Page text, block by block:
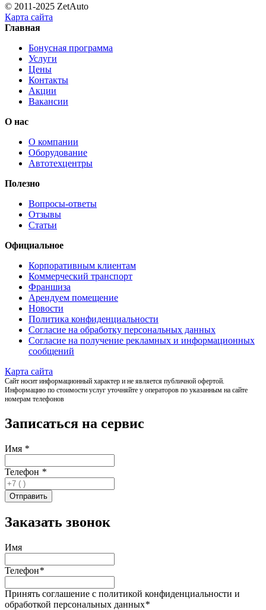
© 2011-2025 ZetAuto
Карта сайта
Главная
Бонусная программа
Услуги
Цены
Контакты
Акции
Вакансии
О нас
О компании
Оборудование
Автотехцентры
Полезно
Вопросы-ответы
Отзывы
Статьи
Официальное
Корпоративным клиентам
Коммерческий транспорт
Франшиза
Арендуем помещение
Новости
Политика конфиденциальности
Согласие на обработку персональных данных
Согласие на получение рекламных и информационных
сообщений
Карта сайта
Сайт носит информационный характер и не является публичной офертой.
Информацию по стоимости услуг уточняйте у операторов по указанным на сайте
номерам телефонов
Записаться на сервис
Имя *
Телефон *
Заказать звонок
Имя
Телефон*
Принять соглашение с политикой конфиденциальности и
обработкой персональных данных*